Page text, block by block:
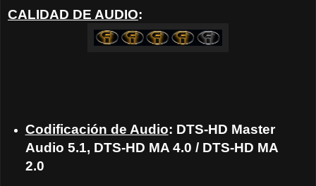
CALIDAD DE AUDIO:
Codificación de Audio: DTS-HD Master
Audio 5.1, DTS-HD MA 4.0 / DTS-HD MA
2.0